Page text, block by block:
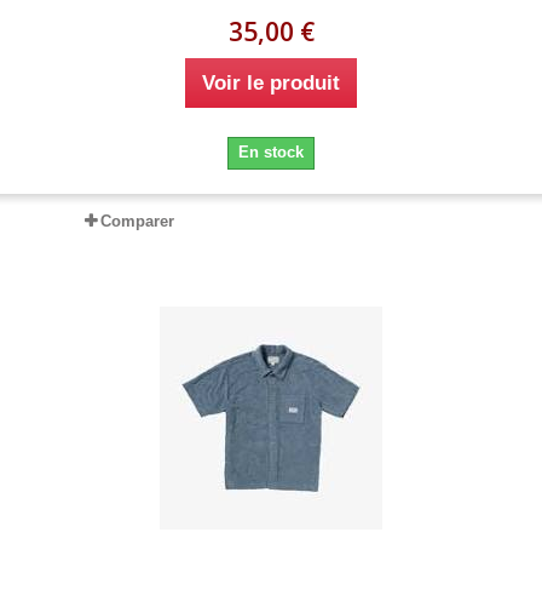
35,00 €
Voir le produit
En stock
Comparer